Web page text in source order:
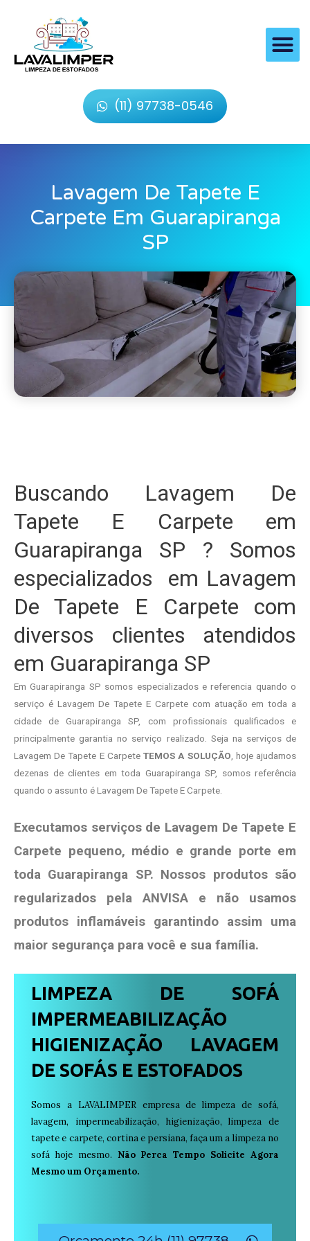
(11) 97738-0546
Lavagem De Tapete E
Carpete Em Guarapiranga
SP
Buscando Lavagem De
Tapete E Carpete em
Guarapiranga SP ? Somos
especializados em Lavagem
De Tapete E Carpete com
diversos clientes atendidos
em Guarapiranga SP
Em Guarapiranga SP somos especializados e referencia quando o
serviço é Lavagem De Tapete E Carpete com atuação em toda a
cidade de Guarapiranga SP, com profissionais qualificados e
principalmente garantia no serviço realizado. Seja na serviços de
Lavagem De Tapete E CarpeteTEMOS A SOLUÇÃO , hoje ajudamos
dezenas de clientes em toda Guarapiranga SP, somos referência
quando o assunto é Lavagem De Tapete E Carpete.
Executamos serviços de Lavagem De Tapete E
Carpete pequeno, médio e grande porte em
toda Guarapiranga SP. Nossos produtos são
regularizados pela ANVISA e não usamos
produtos inflamáveis garantindo assim uma
maior segurança para você e sua família.
LIMPEZA DE SOFÁ
IMPERMEABILIZAÇÃO
HIGIENIZAÇÃO LAVAGEM
DE SOFÁS E ESTOFADOS
Somos a LAVALIMPER empresa de limpeza de sofá,
lavagem, impermeabilização, higienização, limpeza de
tapete e carpete, cortina e persiana, faça um a limpeza no
sofá hoje mesmo. Não Perca Tempo Solicite Agora
Mesmo um Orçamento.